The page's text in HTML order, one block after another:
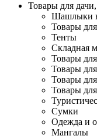
Товары для
Шашлыки
Товары
Тенты
Складная
Товары
Товары
Товары
Товары
Сумки
Одежда и
Мангалы